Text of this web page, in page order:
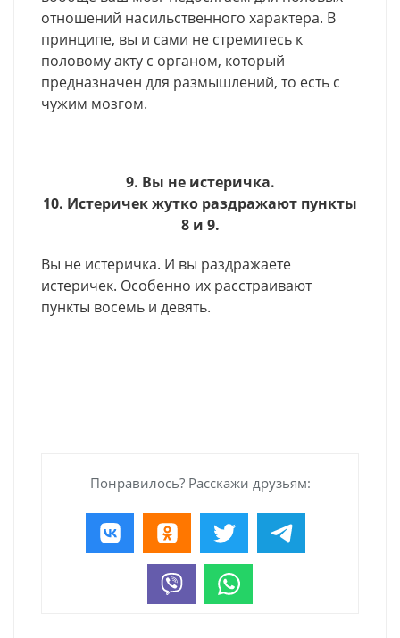
отношений насильственного характера. В
принципе, вы и сами не стремитесь к
половому акту с органом, который
предназначен для размышлений, то есть с
чужим мозгом.
9. Вы не истеричка.
10. Истеричек жутко раздражают пункты
8 и 9.
Вы не истеричка. И вы раздражаете
истеричек. Особенно их расстраивают
пункты восемь и девять.
Понравилось? Расскажи друзьям: